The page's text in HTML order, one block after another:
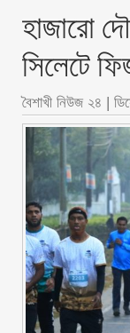
হাজারো
সিলেটে
বৈশাখী নিউজ ২৪ |